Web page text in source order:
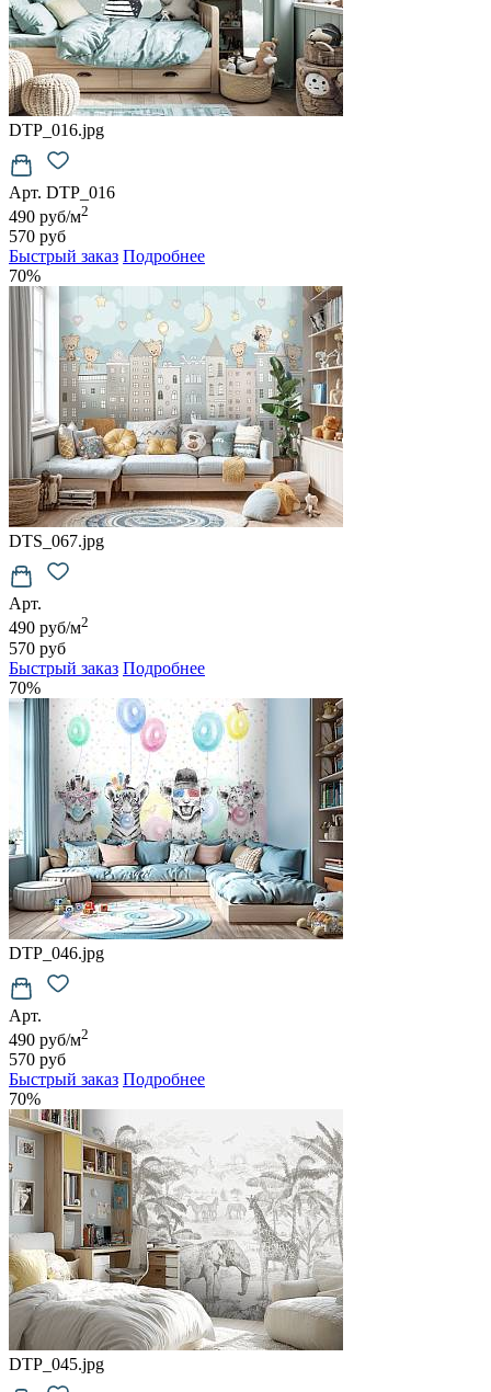
DTP_016.jpg
Арт. DTP_016
490 руб/м2
570 руб
Быстрый заказ Подробнее
70%
DTS_067.jpg
Арт.
490 руб/м2
570 руб
Быстрый заказ Подробнее
70%
DTP_046.jpg
Арт.
490 руб/м2
570 руб
Быстрый заказ Подробнее
70%
DTP_045.jpg